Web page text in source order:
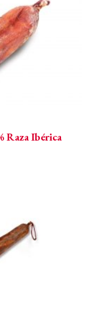
Raza Ibérica